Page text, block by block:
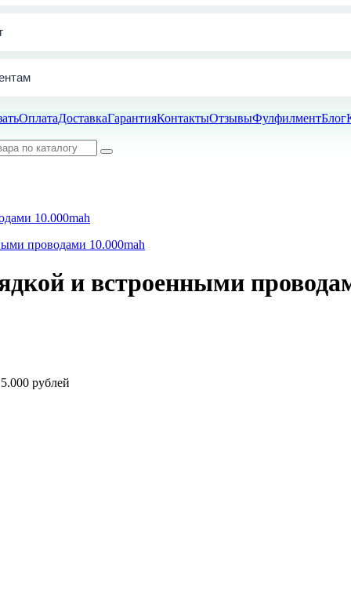
ОплатаДоставкаГарантияКонтактыОтзывыФулфилментБлог
10.000mah
и встроенными
рублей